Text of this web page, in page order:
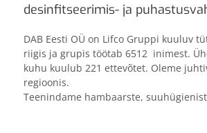
desinfitseerimis- ja
DAB Eesti OÜ on Lifco Gruppi kuuluv
riigis ja grupis töötab 6512 inimest.
kuhu kuulub 221 ettevõtet. Oleme
regioonis.
Teenindame hambaarste,